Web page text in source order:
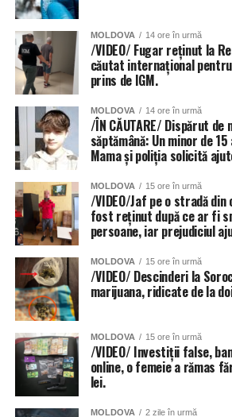
MOLDOVA 14 ore în urmă
/VIDEO/ Fugar reținut la
căutat internațional
prins de IGM.
MOLDOVA 14 ore în urmă
/ÎN CĂUTARE/ Dispărut de
săptămână: Un minor de
Mama și poliția solicită
MOLDOVA 15 ore în urmă
/VIDEO/Jaf pe o stradă
fost reținut după ce ar fi
persoane, iar prejudiciul
MOLDOVA 15 ore în urmă
/VIDEO/ Descinderi la
marijuana, ridicate de la
MOLDOVA 15 ore în urmă
/VIDEO/ Investiții false,
online, o femeie a rămas
lei.
MOLDOVA 2 zile în urmă